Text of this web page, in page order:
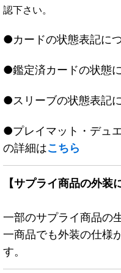
認下さい。
●カードの状態表記に
●鑑定済カードの状態
●スリーブの状態表記
●プレイマット・デュ
の詳細はこちら
【サプライ商品の外装
一部のサプライ商品の
一商品でも外装の仕様
す。